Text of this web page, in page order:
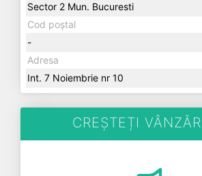
Sector 2 Mun. Bucuresti
Cod poștal
-
Adresa
Int. 7 Noiembrie nr 10
CREȘTEȚI